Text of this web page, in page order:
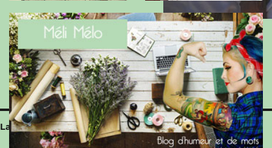
Géraldine Rey @Désertours
Laisser un commentaire